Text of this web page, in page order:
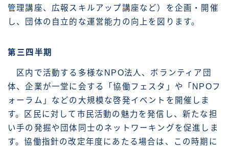
管理講座、広報スキルアップ講座など）を企画・開催
し、団体の自立的な運営能力の向上を図ります。
第三四半期
区内で活動する多様なNPO法人、ボランティア団
体、企業が一堂に会する「協働フェスタ」や「NPOフ
ォーラム」などの大規模な啓発イベントを開催しま
す。区民に対して市民活動の魅力を発信し、新たな担
い手の発掘や団体同士のネットワーキングを促進しま
す。協働指針の改定年度にあたる場合は、この時期に